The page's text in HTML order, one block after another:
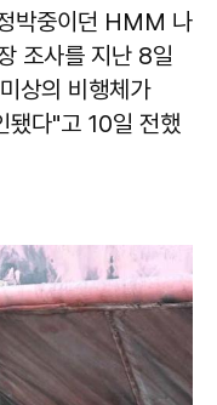
박중이던 HMM 나
조사를 지난 8일
상의 비행체가
다"고 10일 전했